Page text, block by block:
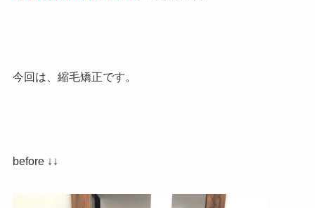
今回は、縮毛矯正です。
before ↓↓